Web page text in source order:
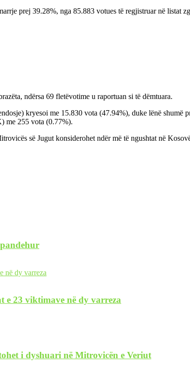
prej 39.28%, nga 85.883 votues të regjistruar në listat
ndërsa 69 fletëvotime u raportuan si të dëmtuara.
kryesoi me 15.830 vota (47.94%), duke lënë
me 255 vota (0.77%).
së Jugut konsiderohet ndër më të ngushtat në
e 23 viktimave në dy varreza
i dyshuari në Mitrovicën e Veriut